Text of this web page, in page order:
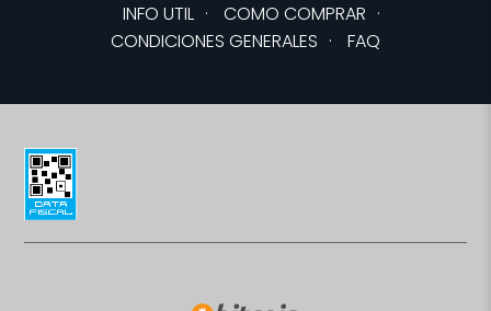
INFO UTIL · COMO COMPRAR ·
CONDICIONES GENERALES · FAQ